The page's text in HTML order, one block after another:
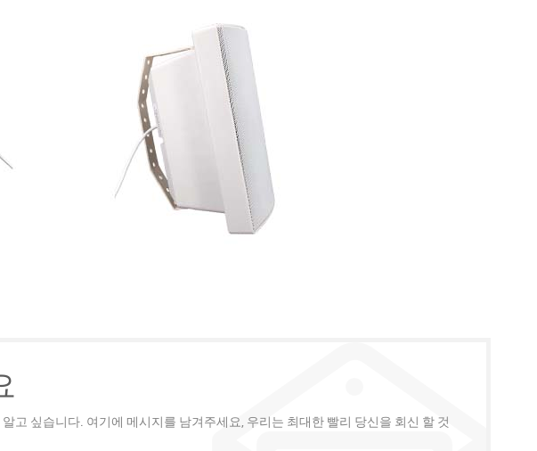
고 싶습니다. 여기에 메시지를 남겨주세요, 우리는 최대한 빨리 당신을 회신 할 것